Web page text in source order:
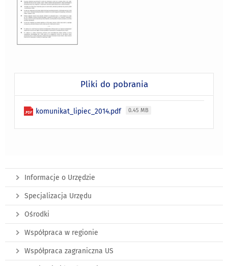
Pliki do pobrania
komunikat_lipiec_2014.pdf 0.45 MB
Informacje o Urzędzie
Specjalizacja Urzędu
Ośrodki
Współpraca w regionie
Współpraca zagraniczna US